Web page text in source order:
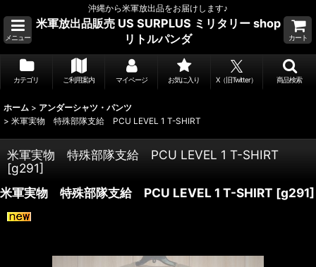
沖縄から米軍放出品をお届けします♪
メニュー
米軍放出品販売 US SURPLUS ミリタリー shop
リトルパンダ
カート
カテゴリ ご利用案内 マイページ お気に入り X（旧Twitter） 商品検索
ホーム > アンダーシャツ・パンツ
> 米軍実物 特殊部隊支給 PCU LEVEL 1 T-SHIRT
米軍実物 特殊部隊支給 PCU LEVEL 1 T-SHIRT
[g291]
米軍実物 特殊部隊支給 PCU LEVEL 1 T-SHIRT [g291]